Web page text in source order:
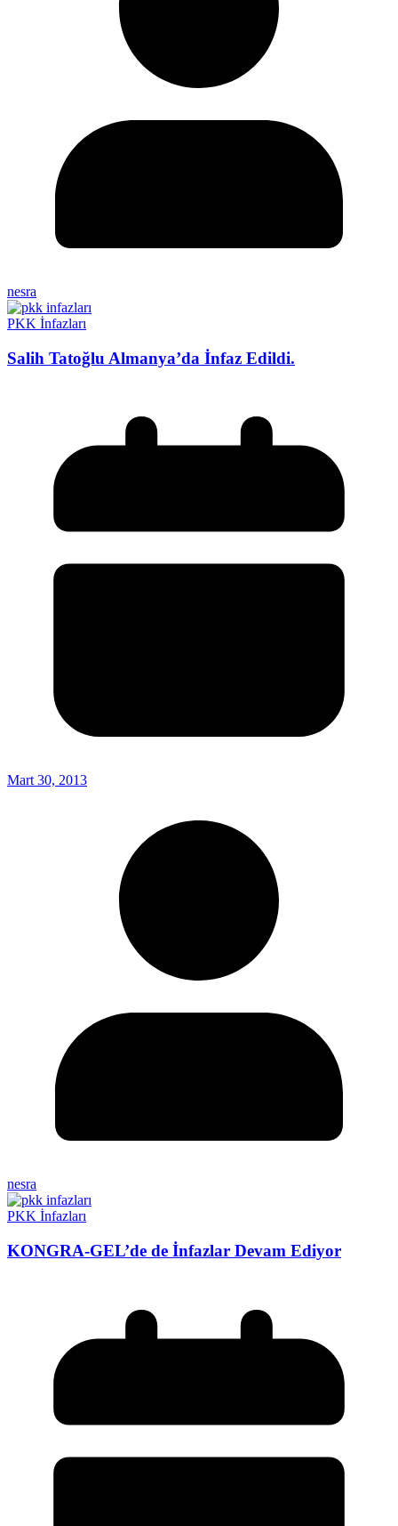
nesra
PKK İnfazları
Salih Tatoğlu Almanya’da İnfaz Edildi.
Mart 30, 2013
nesra
PKK İnfazları
KONGRA-GEL’de de İnfazlar Devam Ediyor